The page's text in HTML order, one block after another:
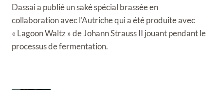
Dassai a publié un saké spécial brassée en
collaboration avec l'Autriche qui a été produite avec
« Lagoon Waltz » de Johann Strauss II jouant pendant le
processus de fermentation.